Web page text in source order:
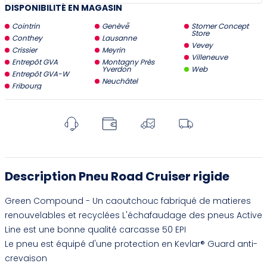
DISPONIBILITÉ EN MAGASIN
Cointrin
Conthey
Crissier
Entrepôt GVA
Entrepôt GVA-W
Fribourg
Genève
Lausanne
Meyrin
Montagny Près
Yverdon
Neuchâtel
Stomer Concept
Store
Vevey
Villeneuve
Web
Description Pneu Road Cruiser rigide
Green Compound - Un caoutchouc fabriqué de matieres
renouvelables et recyclées L'échafaudage des pneus Active
Line est une bonne qualité carcasse 50 EPI
Le pneu est équipé d'une protection en Kevlar® Guard anti-
crevaison